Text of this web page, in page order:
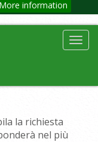
More information
la richiesta
nel più